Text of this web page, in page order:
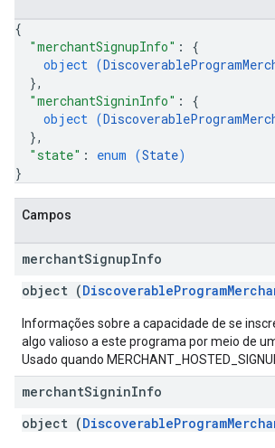
{
"merchantSignupInfo" : {
object (
},
"merchantSigninInfo" : {
object (
},
"state" : enum (State)
}
Campos
merchantSignupInfo
object (
Informações sobre a capacidade de se
algo valioso a este programa por meio de
Usado quando
merchantSigninInfo
object (